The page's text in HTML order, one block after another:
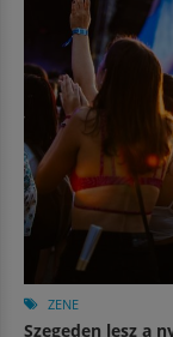
ZENE
Szegeden lesz a